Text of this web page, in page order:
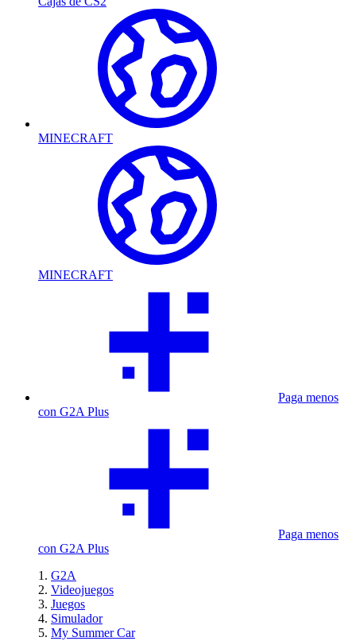
MINECRAFT
MINECRAFT
Paga menos
con G2A Plus
Paga menos
con G2A Plus
G2A
Videojuegos
Juegos
Simulador
My Summer Car